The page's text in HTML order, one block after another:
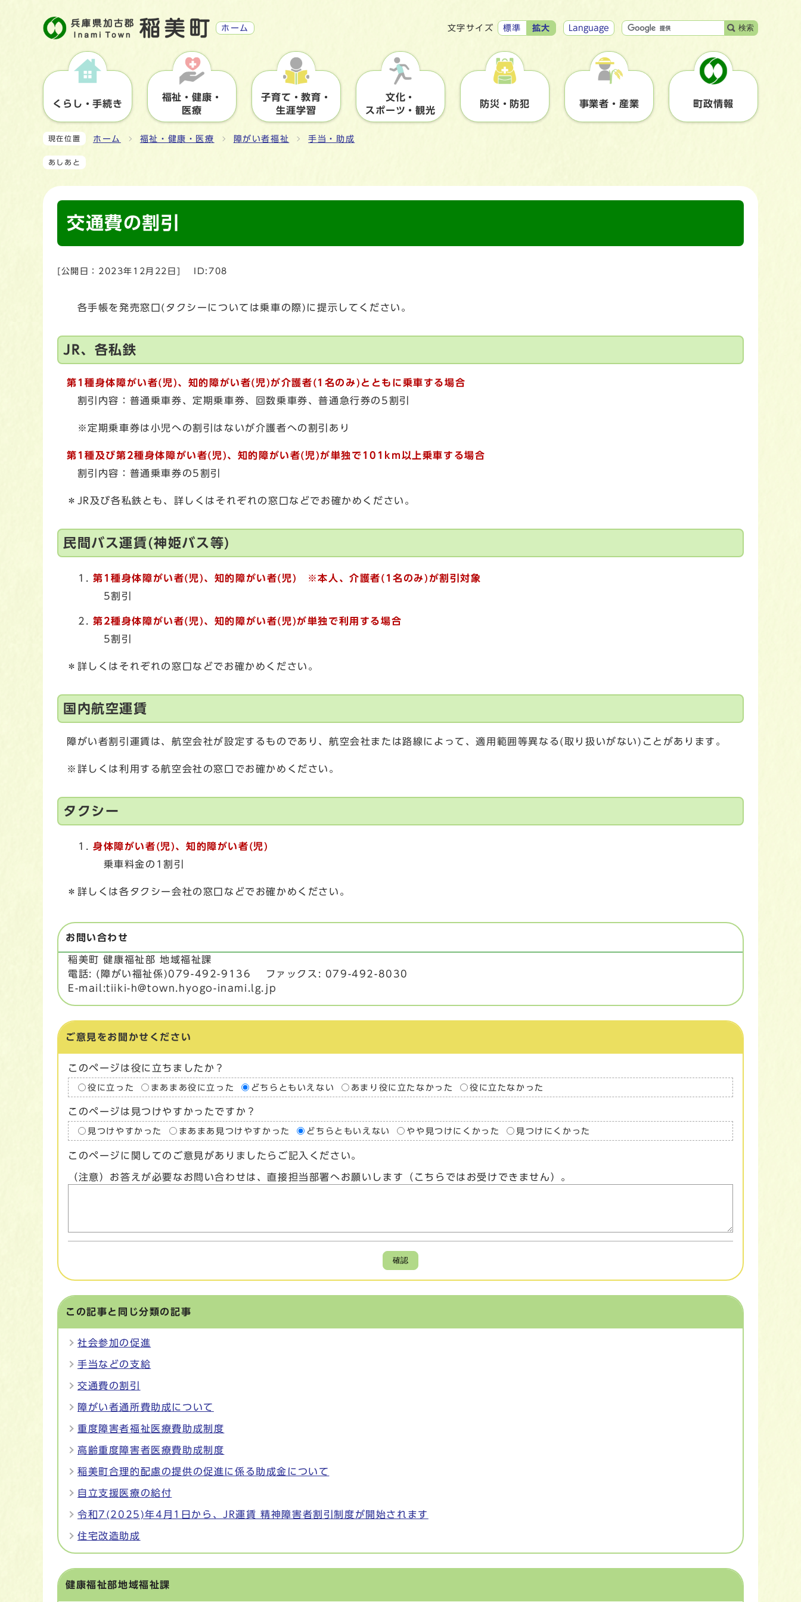
ホーム 文字サイズ 標準 拡大 Language 検索
くらし・手続き
福祉・健康・
医療
子育て・教育・
生涯学習
文化・
スポーツ・観光
防災・防犯 事業者・産業 町政情報
現在位置 ホーム 福祉・健康・医療 障がい者福祉 手当・助成
あしあと
交通費の割引
[公開日： 2023年12月22日 ID:708
各手帳を発売窓口(タクシーについては乗車の際)に提示してください。
JR、各私鉄
第1種身体障がい者(児)、知的障がい者(児)が介護者(1名のみ)とともに乗車する場合
割引内容：普通乗車券、定期乗車券、回数乗車券、普通急行券の5割引
※定期乗車券は小児への割引はないが介護者への割引あり
第1種及び第2種身体障がい者(児)、知的障がい者(児)が単独で101km以上乗車する場合
割引内容：普通乗車券の5割引
＊JR及び各私鉄とも、詳しくはそれぞれの窓口などでお確かめください。
民間バス運賃(神姫バス等)
第1種身体障がい者(児)、知的障がい者(児) ※本人、介護者(1名のみ)が割引対象
5割引
第2種身体障がい者(児)、知的障がい者(児)が単独で利用する場合
5割引
＊詳しくはそれぞれの窓口などでお確かめください。
国内航空運賃
障がい者割引運賃は、航空会社が設定するものであり、航空会社または路線によって、適用範囲等異なる(取り扱いがない)ことがあります。
※詳しくは利用する航空会社の窓口でお確かめください。
タクシー
身体障がい者(児)、知的障がい者(児)
乗車料金の1割引
＊詳しくは各タクシー会社の窓口などでお確かめください。
お問い合わせ
稲美町 健康福祉部 地域福祉課
電話: (障がい福祉係)079-492-9136 ファックス: 079-492-8030
E-mail:tiiki-h@town.hyogo-inami.lg.jp
ご意見をお聞かせください
このページは役に立ちましたか？
役に立った まあまあ役に立った どちらともいえない あまり役に立たなかった 役に立たなかった
このページは見つけやすかったですか？
見つけやすかった まあまあ見つけやすかった どちらともいえない やや見つけにくかった 見つけにくかった
このページに関してのご意見がありましたらご記入ください。
（注意）お答えが必要なお問い合わせは、直接担当部署へお願いします（こちらではお受けできません）。
確認
この記事と同じ分類の記事
社会参加の促進
手当などの支給
交通費の割引
障がい者通所費助成について
重度障害者福祉医療費助成制度
高齢重度障害者医療費助成制度
稲美町合理的配慮の提供の促進に係る助成金について
自立支援医療の給付
令和7(2025)年4月1日から、JR運賃 精神障害者割引制度が開始されます
住宅改造助成
健康福祉部地域福祉課